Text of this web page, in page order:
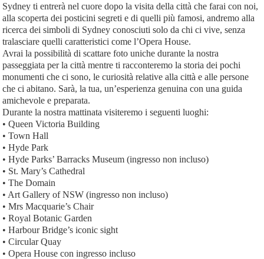
Sydney ti entrerà nel cuore dopo la visita della città che farai con noi,
alla scoperta dei posticini segreti e di quelli più famosi, andremo alla
ricerca dei simboli di Sydney conosciuti solo da chi ci vive, senza
tralasciare quelli caratteristici come l’Opera House.
Avrai la possibilità di scattare foto uniche durante la nostra
passeggiata per la città mentre ti racconteremo la storia dei pochi
monumenti che ci sono, le curiosità relative alla città e alle persone
che ci abitano. Sarà, la tua, un’esperienza genuina con una guida
amichevole e preparata.
Durante la nostra mattinata visiteremo i seguenti luoghi:
• Queen Victoria Building
• Town Hall
• Hyde Park
• Hyde Parks’ Barracks Museum (ingresso non incluso)
• St. Mary’s Cathedral
• The Domain
• Art Gallery of NSW (ingresso non incluso)
• Mrs Macquarie’s Chair
• Royal Botanic Garden
• Harbour Bridge’s iconic sight
• Circular Quay
• Opera House con ingresso incluso